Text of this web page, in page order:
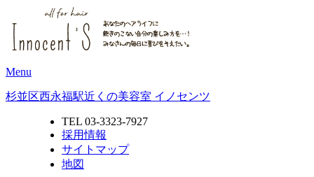
Menu
杉並区西永福駅近くの美容室 イノセンツ
TEL 03-3323-7927
採用情報
サイトマップ
地図